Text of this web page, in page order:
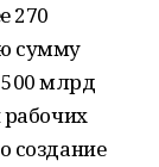
270
сумму
млрд
создание